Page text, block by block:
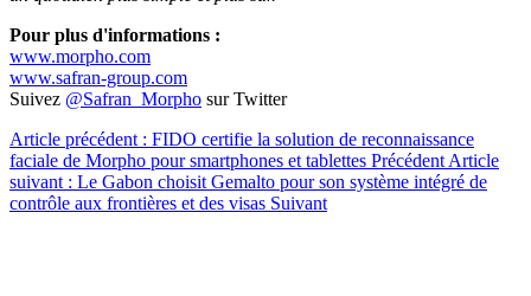
Pour plus d'informations :
www.morpho.com
www.safran-group.com
Suivez @Safran_Morpho sur Twitter
Article précédent : FIDO certifie la solution de reconnaissance
faciale de Morpho pour smartphones et tablettes Précédent Article
suivant : Le Gabon choisit Gemalto pour son système intégré de
contrôle aux frontières et des visas Suivant